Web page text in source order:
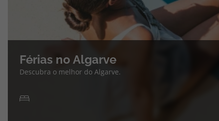
Férias no Algarve
Descubra o melhor do Algarve.